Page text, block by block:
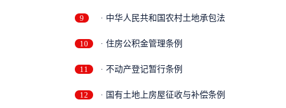
9 · 中华人民共和国农村土地承包法
10 · 住房公积金管理条例
11 · 不动产登记暂行条例
12 · 国有土地上房屋征收与补偿条例